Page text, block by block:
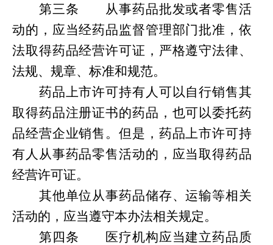
第三条
从事药品批发或者零售活
动的，应当经药品监督管理部门批准，依
法取得药品经营许可证，严格遵守法律、
法规、 规章、 标准和规范。
药品上市许可持有人可以自行销售其
取得药品注册证书的药品，也可以委托药
品经营企业销售。但是，药品上市许可持
有人从事药品零售活动的，应当取得药品
经营许可证。
其他单位从事药品储存、运输等相关
活动的，应当遵守本办法相关规定。
第四条
医疗机构应当建立药品质